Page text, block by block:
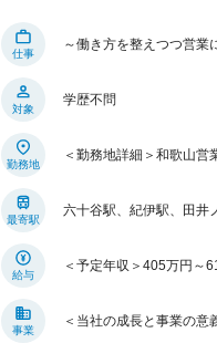
仕事
～働き方を整えつつ営
対象
学歴不問
勤務地
＜勤務地詳細＞和歌山
最寄駅
六十谷駅、紀伊駅、田井
給与
＜予定年収＞405万円～
事業
＜当社の成長と事業の